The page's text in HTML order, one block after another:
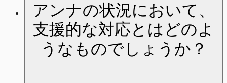
アンナの状況において、
支援的な対応とはどのよ
うなものでしょうか？